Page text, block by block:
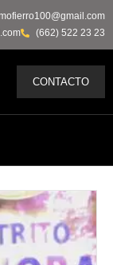
(662) 522 23 23
CONTACTO